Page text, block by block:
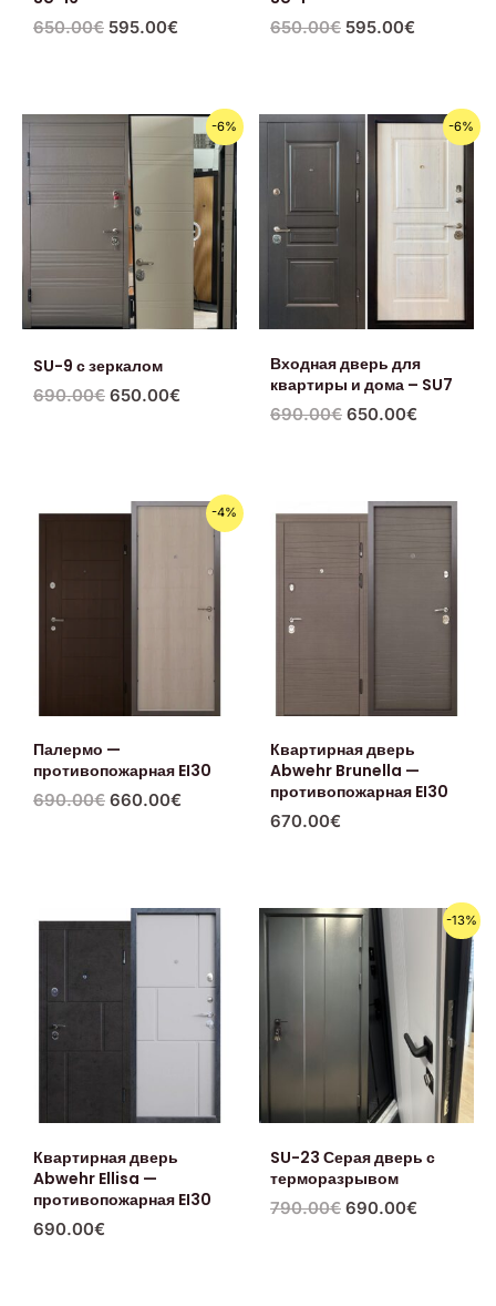
650.00€ 595.00€ 650.00€ 595.00€
-6%
SU-9 с зеркалом
690.00€
Первоначальная
цена
составляла
690.00€.
650.00€
Текущая
цена:
650.00€.
-6%
Входная дверь для
квартиры и дома – SU7
690.00€
Первоначальная
цена
составляла
690.00€.
650.00€
Текущая
цена:
650.00€.
-4%
Палермо —
противопожарная EI30
690.00€
Первоначальная
цена
составляла
660.00€
Текущая
цена:
660.00€.
Квартирная дверь
Abwehr Brunella —
противопожарная EI30
670.00€
Квартирная дверь
Abwehr Ellisa —
противопожарная EI30
690.00€
-13%
SU-23 Серая дверь с
терморазрывом
790.00€
Первоначальная
цена
составляла
790.00€.
690.00€
Текущая
цена:
690.00€.